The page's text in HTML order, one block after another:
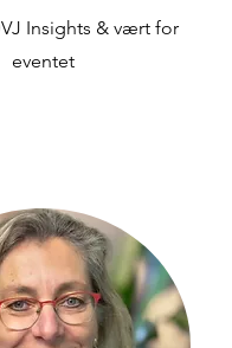
Insights & vært for
eventet